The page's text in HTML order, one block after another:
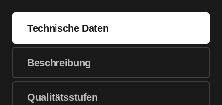
Technische Daten
Beschreibung
Qualitätsstufen